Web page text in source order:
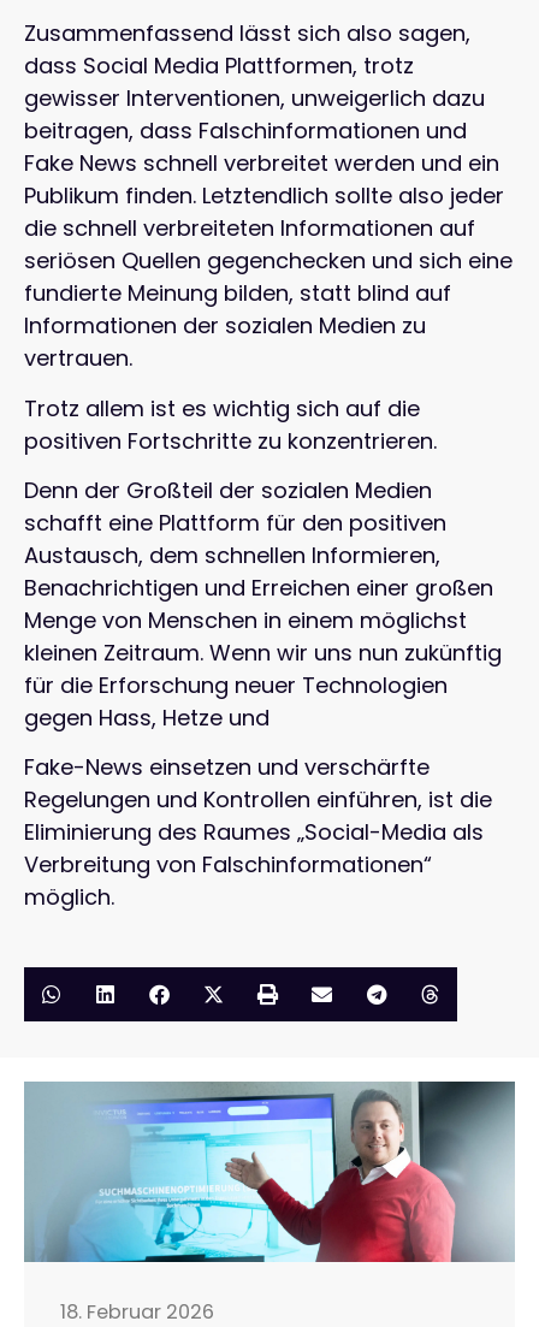
Zusammenfassend lässt sich also sagen,
dass Social Media Plattformen, trotz
gewisser Interventionen, unweigerlich dazu
beitragen, dass Falschinformationen und
Fake News schnell verbreitet werden und ein
Publikum finden. Letztendlich sollte also jeder
die schnell verbreiteten Informationen auf
seriösen Quellen gegenchecken und sich eine
fundierte Meinung bilden, statt blind auf
Informationen der sozialen Medien zu
vertrauen.
Trotz allem ist es wichtig sich auf die
positiven Fortschritte zu konzentrieren.
Denn der Großteil der sozialen Medien
schafft eine Plattform für den positiven
Austausch, dem schnellen Informieren,
Benachrichtigen und Erreichen einer großen
Menge von Menschen in einem möglichst
kleinen Zeitraum. Wenn wir uns nun zukünftig
für die Erforschung neuer Technologien
gegen Hass, Hetze und
Fake-News einsetzen und verschärfte
Regelungen und Kontrollen einführen, ist die
Eliminierung des Raumes „Social-Media als
Verbreitung von Falschinformationen“
möglich.
18. Februar 2026